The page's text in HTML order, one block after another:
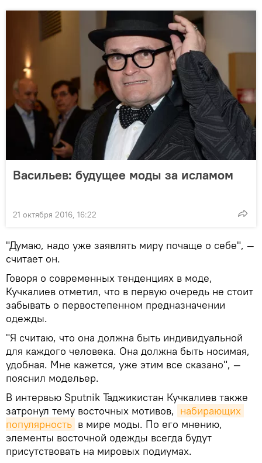
Васильев: будущее моды за исламом
21 октября 2016, 16:22
"Думаю, надо уже заявлять миру почаще о себе", —
считает он.
Говоря о современных тенденциях в моде,
Кучкалиев отметил, что в первую очередь не стоит
забывать о первостепенном предназначении
одежды.
"Я считаю, что она должна быть индивидуальной
для каждого человека. Она должна быть носимая,
удобная. Мне кажется, уже этим все сказано", —
пояснил модельер.
В интервью Sputnik Таджикистан Кучкалиев также
затронул тему восточных мотивов, набирающих
популярность в мире моды. По его мнению,
элементы восточной одежды всегда будут
присутствовать на мировых подиумах.